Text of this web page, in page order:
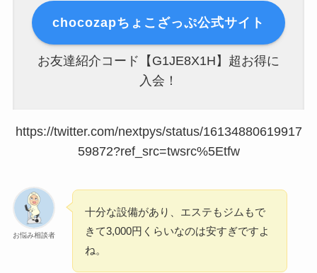
chocozapちょこざっぷ公式サイト
お友達紹介コード【G1JE8X1H】超お得に
入会！
https://twitter.com/nextpys/status/16134880619917
59872?ref_src=twsrc%5Etfw
お悩み相談者
十分な設備があり、エステもジムもで
きて3,000円くらいなのは安すぎですよ
ね。